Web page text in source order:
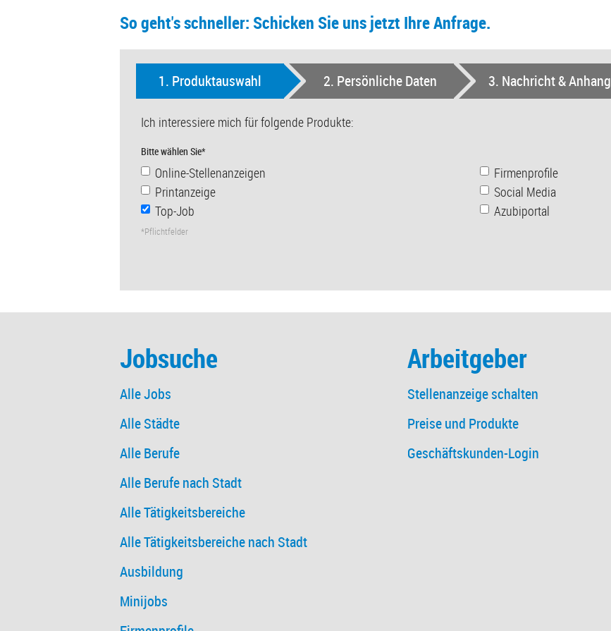
So geht's schneller: Schicken Sie uns jetzt Ihre Anfrage.
1. Produktauswahl 2. Persönliche Daten 3. Nachricht & Anhang
Ich interessiere mich für folgende Produkte:
Bitte wählen Sie*
Online-Stellenanzeigen
Printanzeige
Top-Job
Firmenprofile
Social Media
Azubiportal
*Pflichtfelder
Jobsuche
Alle Jobs
Alle Städte
Alle Berufe
Alle Berufe nach Stadt
Alle Tätigkeitsbereiche
Alle Tätigkeitsbereiche nach Stadt
Ausbildung
Minijobs
Arbeitgeber
Stellenanzeige schalten
Preise und Produkte
Geschäftskunden-Login